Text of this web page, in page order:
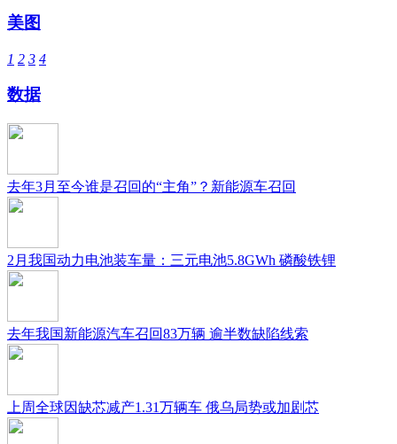
美图
1 2 3 4
数据
去年3月至今谁是召回的“主角”？新能源车召回
2月我国动力电池装车量：三元电池5.8GWh 磷酸铁锂
去年我国新能源汽车召回83万辆 逾半数缺陷线索
上周全球因缺芯减产1.31万辆车 俄乌局势或加剧芯